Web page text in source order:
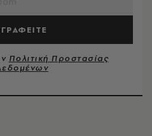
Πολιτική Προστασίας